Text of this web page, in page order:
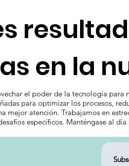
en la
el poder de la tecnología
para optimizar los procesos,
mejor atención. Trabajamos en
específicos. Manténgase al